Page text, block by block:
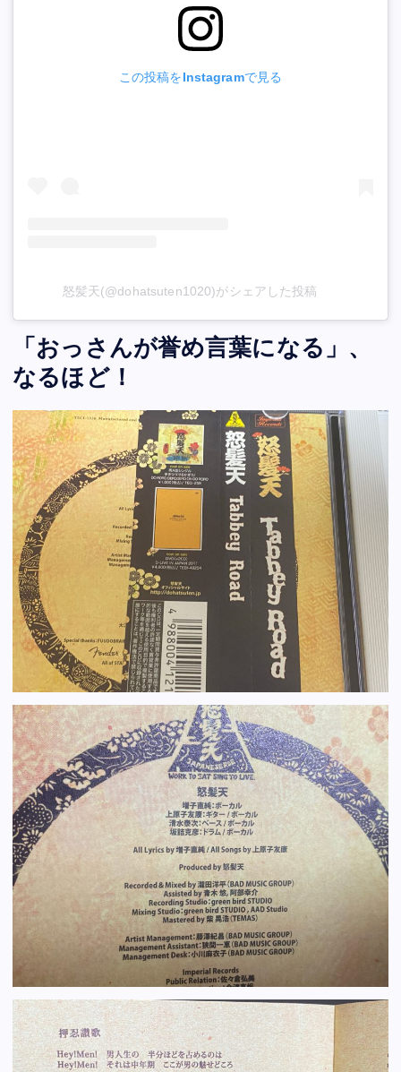
この投稿をInstagramで見る
怒髪天(@dohatsuten1020)がシェアした投稿
「おっさんが誉め言葉になる」、
なるほど！